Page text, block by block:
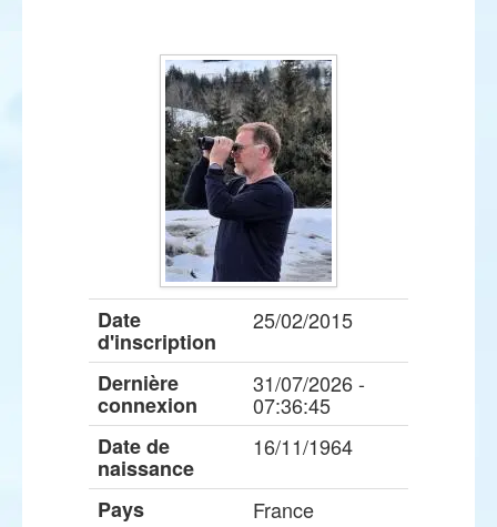
Date
d'inscription
25/02/2015
Dernière
connexion
31/07/2026 -
07:36:45
Date de
naissance
16/11/1964
Pays France